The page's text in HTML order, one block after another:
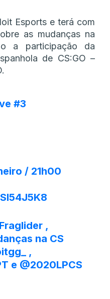
Esports e terá com
as mudanças na
a participação da
de CS:GO –
#3
/ 21h00
,
na CS
,
e @2020LPCS